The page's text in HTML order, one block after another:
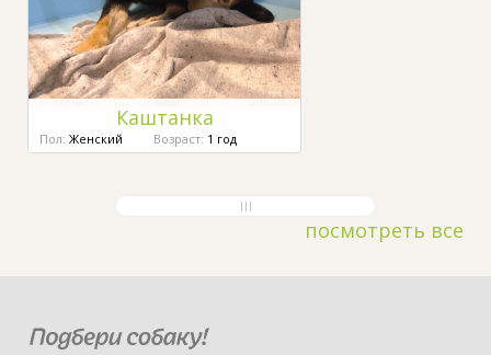
Каштанка
Пол: Женский Возраст: 1 год
посмотреть все